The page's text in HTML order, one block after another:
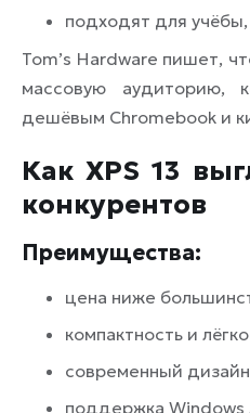
подходят для
Tom’s Hardware пишет,
массовую аудиторию,
дешёвым Chromebook и
Как XPS 13
конкурентов
Преимущества:
цена ниже
компактность и
современный
поддержка Windows